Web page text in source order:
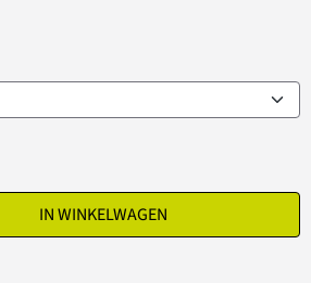
IN WINKELWAGEN